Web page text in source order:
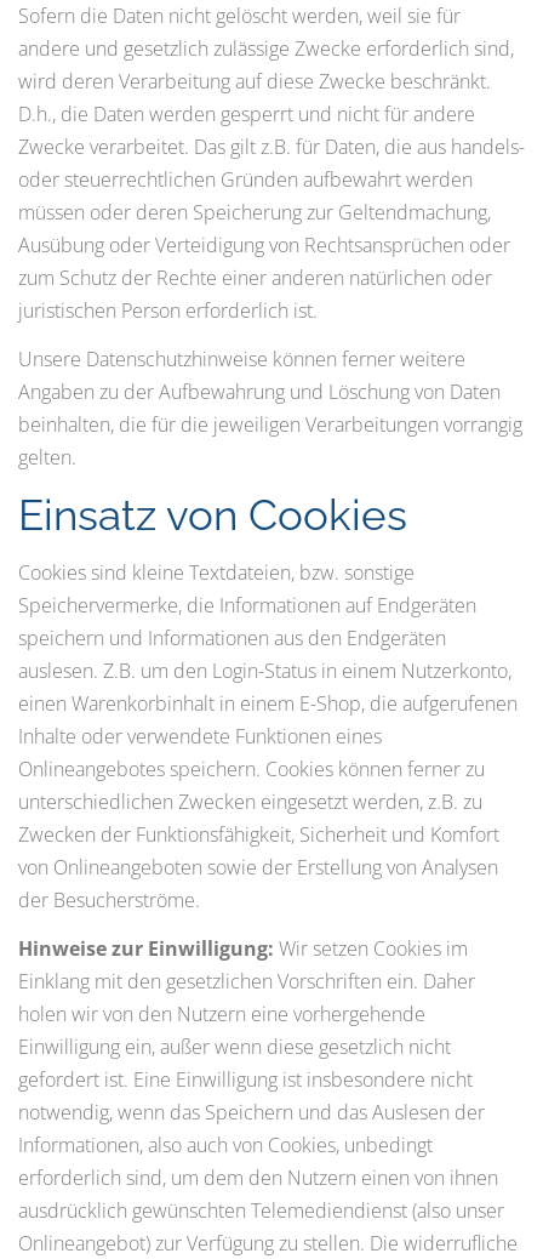
Sofern die Daten nicht gelöscht werden, weil sie für
andere und gesetzlich zulässige Zwecke erforderlich sind,
wird deren Verarbeitung auf diese Zwecke beschränkt.
D.h., die Daten werden gesperrt und nicht für andere
Zwecke verarbeitet. Das gilt z.B. für Daten, die aus handels-
oder steuerrechtlichen Gründen aufbewahrt werden
müssen oder deren Speicherung zur Geltendmachung,
Ausübung oder Verteidigung von Rechtsansprüchen oder
zum Schutz der Rechte einer anderen natürlichen oder
juristischen Person erforderlich ist.
Unsere Datenschutzhinweise können ferner weitere
Angaben zu der Aufbewahrung und Löschung von Daten
beinhalten, die für die jeweiligen Verarbeitungen vorrangig
gelten.
Einsatz von Cookies
Cookies sind kleine Textdateien, bzw. sonstige
Speichervermerke, die Informationen auf Endgeräten
speichern und Informationen aus den Endgeräten
auslesen. Z.B. um den Login-Status in einem Nutzerkonto,
einen Warenkorbinhalt in einem E-Shop, die aufgerufenen
Inhalte oder verwendete Funktionen eines
Onlineangebotes speichern. Cookies können ferner zu
unterschiedlichen Zwecken eingesetzt werden, z.B. zu
Zwecken der Funktionsfähigkeit, Sicherheit und Komfort
von Onlineangeboten sowie der Erstellung von Analysen
der Besucherströme.
Hinweise zur Einwilligung: Wir setzen Cookies im
Einklang mit den gesetzlichen Vorschriften ein. Daher
holen wir von den Nutzern eine vorhergehende
Einwilligung ein, außer wenn diese gesetzlich nicht
gefordert ist. Eine Einwilligung ist insbesondere nicht
notwendig, wenn das Speichern und das Auslesen der
Informationen, also auch von Cookies, unbedingt
erforderlich sind, um dem den Nutzern einen von ihnen
ausdrücklich gewünschten Telemediendienst (also unser
Onlineangebot) zur Verfügung zu stellen. Die widerrufliche